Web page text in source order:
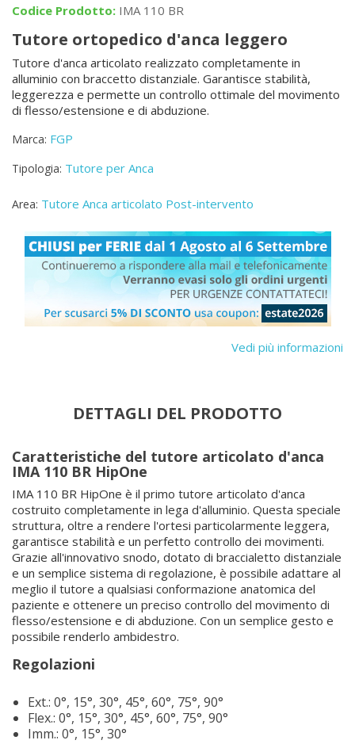
Codice Prodotto: IMA 110 BR
Tutore ortopedico d'anca leggero
Tutore d'anca articolato realizzato completamente in
alluminio con braccetto distanziale. Garantisce stabilità,
leggerezza e permette un controllo ottimale del movimento
di flesso/estensione e di abduzione.
Marca: FGP
Tipologia: Tutore per Anca
Area: Tutore Anca articolato Post-intervento
Vedi più informazioni
DETTAGLI DEL PRODOTTO
Caratteristiche del tutore articolato d'anca
IMA 110 BR HipOne
IMA 110 BR HipOne è il primo tutore articolato d'anca
costruito completamente in lega d'alluminio. Questa speciale
struttura, oltre a rendere l'ortesi particolarmente leggera,
garantisce stabilità e un perfetto controllo dei movimenti.
Grazie all'innovativo snodo, dotato di braccialetto distanziale
e un semplice sistema di regolazione, è possibile adattare al
meglio il tutore a qualsiasi conformazione anatomica del
paziente e ottenere un preciso controllo del movimento di
flesso/estensione e di abduzione. Con un semplice gesto e
possibile renderlo ambidestro.
Regolazioni
Ext.: 0°, 15°, 30°, 45°, 60°, 75°, 90°
Flex.: 0°, 15°, 30°, 45°, 60°, 75°, 90°
Imm.: 0°, 15°, 30°